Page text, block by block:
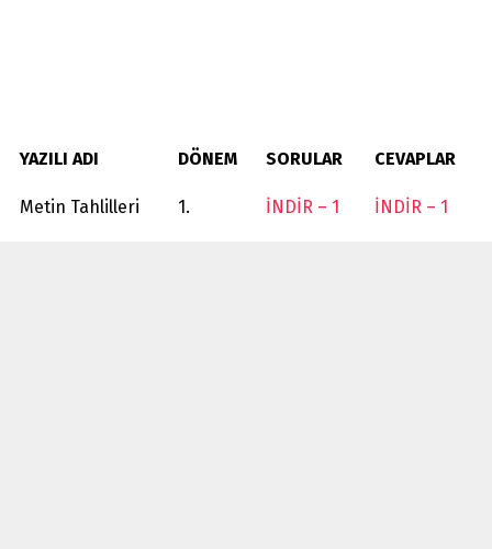
YAZILI ADI DÖNEM SORULAR CEVAPLAR
Metin Tahlilleri 1. İNDİR – 1 İNDİR – 1